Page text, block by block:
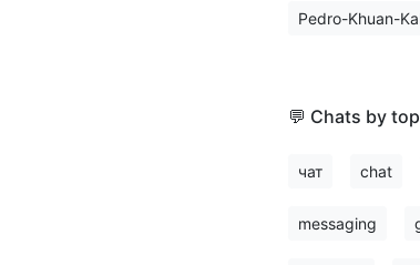
Pedro-Khuan-
💬 Chats by
чат chat
messaging